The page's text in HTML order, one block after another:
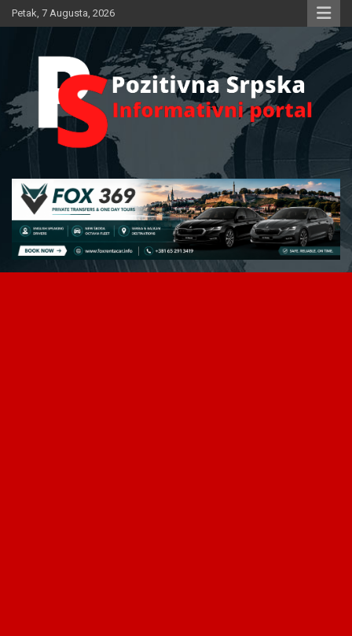
Skip
to
Petak, 7 Augusta, 2026
Pozitivna Srpska